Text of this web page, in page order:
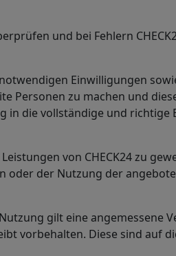
und bei Fehlern
Einwilligungen
Personen zu machen und
in die vollständige und richtige
von CHECK24 zu
oder der Nutzung der
gilt eine angemessene
vorbehalten. Diese sind auf